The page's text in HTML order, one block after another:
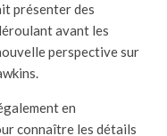
présenter des
avant les
perspective sur
en
connaître les détails